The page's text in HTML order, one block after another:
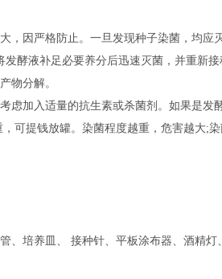
，因严格防止。一旦发现种子染菌，均应
酵液补足必要养分后迅速灭菌，并重新
物分解。
虑加入适量的抗生素或杀菌剂。如果是发
可提钱放罐。染菌程度越重，危害越大;
、培养皿、 接种针、平板涂布器、酒精灯